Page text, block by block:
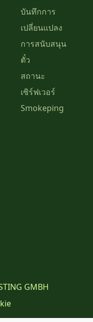
บันทึกการ
เปลี่ยนแปลง
การสนับสนุน
ตั๋ว
สถานะ
เซิร์ฟเวอร์
Smokeping
GMBH